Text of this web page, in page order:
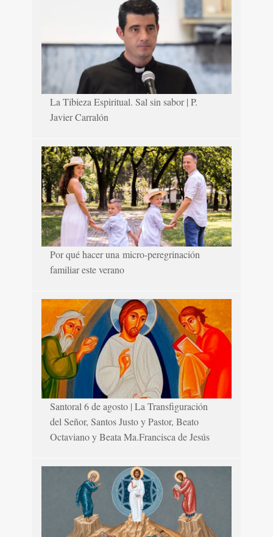
La Tibieza Espiritual. Sal sin sabor | P.
Javier Carralón
Por qué hacer una micro-peregrinación
familiar este verano
Santoral 6 de agosto | La Transfiguración
del Señor, Santos Justo y Pastor, Beato
Octaviano y Beata Ma.Francisca de Jesús